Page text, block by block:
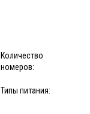
Количество
номеров:
Типы питания: